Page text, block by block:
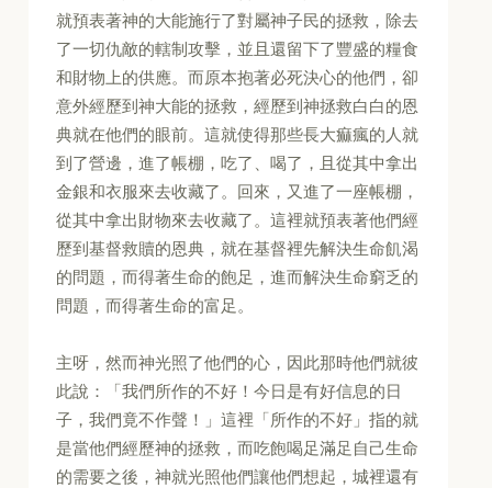
就預表著神的大能施行了對屬神子民的拯救，除去
了一切仇敵的轄制攻擊，並且還留下了豐盛的糧食
和財物上的供應。而原本抱著必死決心的他們，卻
意外經歷到神大能的拯救，經歷到神拯救白白的恩
典就在他們的眼前。這就使得那些長大痲瘋的人就
到了營邊，進了帳棚，吃了、喝了，且從其中拿出
金銀和衣服來去收藏了。回來，又進了一座帳棚，
從其中拿出財物來去收藏了。這裡就預表著他們經
歷到基督救贖的恩典，就在基督裡先解決生命飢渴
的問題，而得著生命的飽足，進而解決生命窮乏的
問題，而得著生命的富足。
主呀，然而神光照了他們的心，因此那時他們就彼
此說：「我們所作的不好！今日是有好信息的日
子，我們竟不作聲！」這裡「所作的不好」指的就
是當他們經歷神的拯救，而吃飽喝足滿足自己生命
的需要之後，神就光照他們讓他們想起，城裡還有